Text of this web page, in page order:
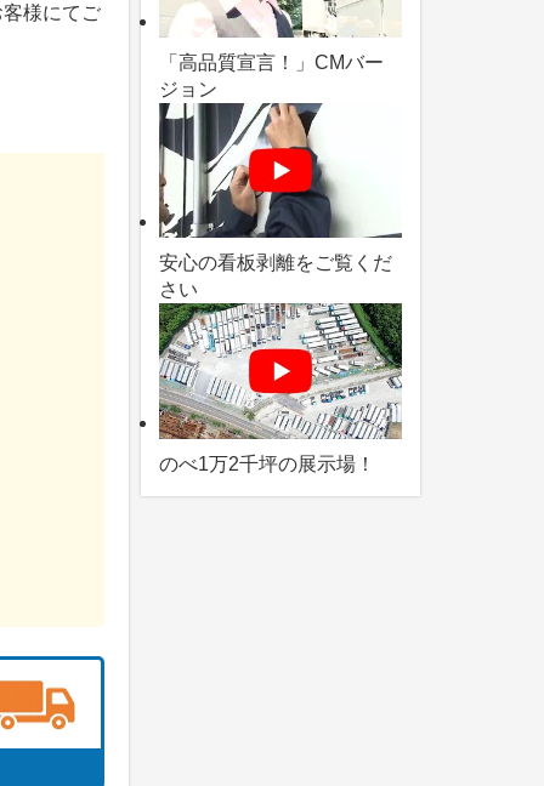
様にてご
「高品質宣言！」CMバー
ジョン
安心の看板剥離をご覧くだ
さい
のべ1万2千坪の展示場！